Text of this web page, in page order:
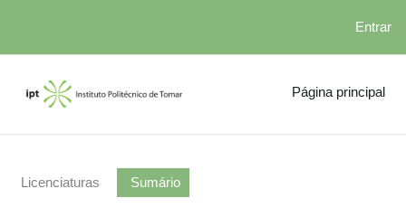
Entrar
Página principal
Licenciaturas Sumário